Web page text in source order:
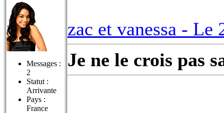
Messages :
2
Statut :
Arrivante
Pays :
France
zac et vanessa - Le
Je ne le crois pas